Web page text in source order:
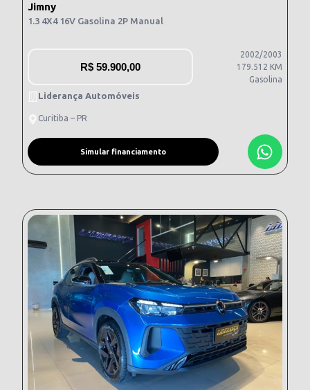
Jimny
1.3 4X4 16V Gasolina 2P Manual
R$ 59.900,00
2002/2003
179.512 KM
Gasolina
Liderança Automóveis
Curitiba – PR
Simular financiamento